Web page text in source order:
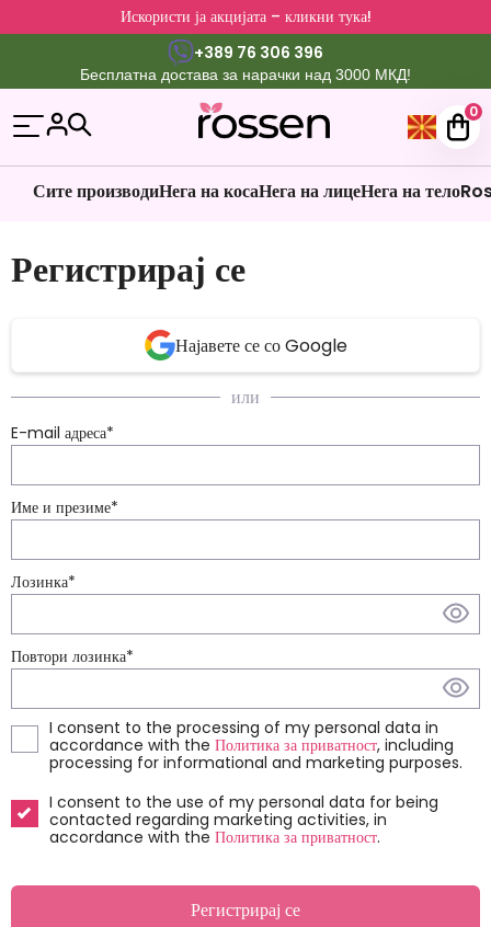
Искористи ја акцијата – кликни тука!
+389 76 306 396
Бесплатна достава за нарачки над 3000 МКД!
0
Сите производиНега на косаНега на лицеНега на тело
Регистрирај се
Најавете се со Google
или
E-mail адреса*
Име и презиме*
Лозинка*
Повтори лозинка*
I consent to the processing of my personal data in
accordance with the Политика за приватност, including
processing for informational and marketing purposes.
I consent to the use of my personal data for being
contacted regarding marketing activities, in
accordance with the Политика за приватност.
Регистрирај се